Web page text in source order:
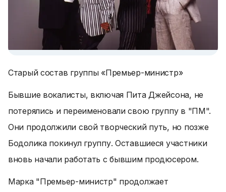
Старый состав группы «Премьер-министр»
Бывшие вокалисты, включая Пита Джейсона, не
потерялись и переименовали свою группу в "ПМ".
Они продолжили свой творческий путь, но позже
Бодолика покинул группу. Оставшиеся участники
вновь начали работать с бывшим продюсером.
Марка "Премьер-министр" продолжает